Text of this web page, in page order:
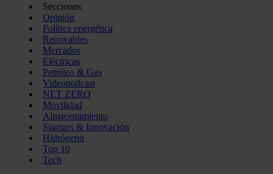
Secciones
Opinión
Política energética
Renovables
Mercados
Eléctricas
Petróleo & Gas
Videopodcast
NET ZERO
Movilidad
Almacenamiento
Startups & Innovación
Hidrógeno
Top 10
Tech